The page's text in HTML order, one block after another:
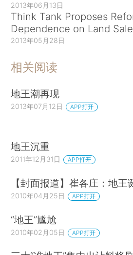
2013年06月13日
Think Tank Proposes
Dependence on Land
2013年05月28日
相关阅读
地王潮再现
2013年07月12日 APP打开
地王沉重
2011年12月31日 APP打开
【封面报道】崔各庄：地王
2010年04月25日 APP打开
“地王”尴尬
2010年02月05日 APP打开